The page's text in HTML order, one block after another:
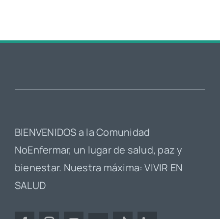
BIENVENIDOS a la Comunidad
NoEnfermar, un lugar de salud, paz y
bienestar. Nuestra máxima: VIVIR EN
SALUD